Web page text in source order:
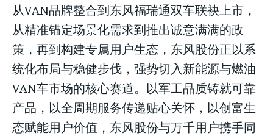
从VAN品牌整合到东风福瑞通双车联袂上市，
从精准锚定场景化需求到推出诚意满满的政
策，再到构建专属用户生态，东风股份正以系
统化布局与稳健步伐，强势切入新能源与燃油
VAN车市场的核心赛道。以军工品质铸就可靠
产品，以全周期服务传递贴心关怀，以创富生
态赋能用户价值，东风股份与万千用户携手同